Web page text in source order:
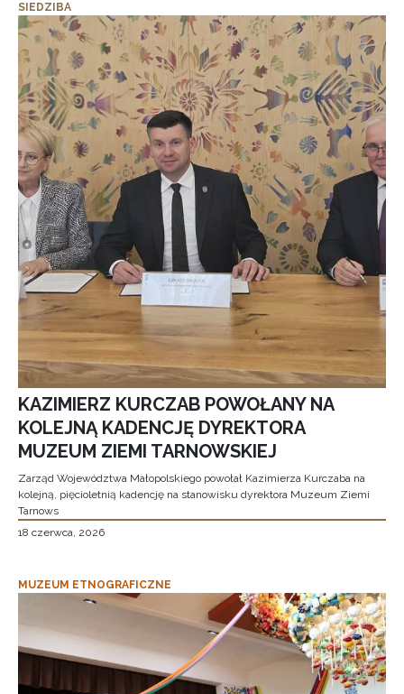
SIEDZIBA
KAZIMIERZ KURCZAB POWOŁANY NA
KOLEJNĄ KADENCJĘ DYREKTORA
MUZEUM ZIEMI TARNOWSKIEJ
Zarząd Województwa Małopolskiego powołał Kazimierza Kurczaba na
kolejną, pięcioletnią kadencję na stanowisku dyrektora Muzeum Ziemi
Tarnows
18 czerwca, 2026
MUZEUM ETNOGRAFICZNE